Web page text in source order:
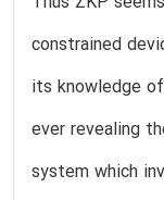
constrained
its knowledge
ever revealing
system which